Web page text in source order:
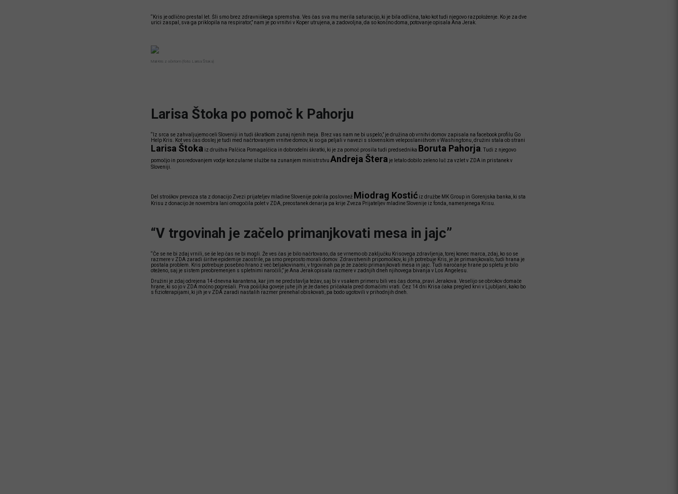
“Kris je odlično prestal let. Šli smo brez zdravniškega spremstva. Ves čas sva mu merila saturacijo, ki je bila odlična, tako kot tudi njegovo razpoloženje. Ko je za dve
urici zaspal, sva ga priklopila na respirator,” nam je po vrnitvi v Koper utrujena, a zadovoljna, da so končno doma, potovanje opisala Ana Jerak.
Mali Kris z očetom (foto: Larisa Štoka)
Larisa Štoka po pomoč k Pahorju
“Iz srca se zahvaljujemo celi Sloveniji in tudi škratkom zunaj njenih meja. Brez vas nam ne bi uspelo,” je družina ob vrnitvi domov zapisala na facebook profilu Go
Help Kris. Kot ves čas doslej je tudi med načrtovanjem vrnitve domov, ki so ga peljali v navezi s slovenskim veleposlaništvom v Washingtonu, družini stala ob strani
Larisa Štoka iz društva Palčica Pomagalčica in dobrodelni škratki, ki je za pomoč prosila tudi predsednika Boruta Pahorja. Tudi z njegovo
pomočjo in posredovanjem vodje konzularne službe na zunanjem ministrstvu Andreja Štera je letalo dobilo zeleno luč za vzlet v ZDA in pristanek v
Sloveniji.
Del stroškov prevoza sta z donacijo Zvezi prijateljev mladine Slovenije pokrila poslovnež Miodrag Kostićiz družbe MK Group in Gorenjska banka, ki sta
Krisu z donacijo že novembra lani omogočila polet v ZDA, preostanek denarja pa krije Zveza Prijateljev mladine Slovenije iz fonda, namenjenega Krisu.
“V trgovinah je začelo primanjkovati mesa in jajc”
“Če se ne bi zdaj vrnili, se še lep čas ne bi mogli. Že ves čas je bilo načrtovano, da se vrnemo ob zaključku Krisovega zdravljenja, torej konec marca, zdaj, ko so se
razmere v ZDA zaradi širitve epidemije zaostrile, pa smo preprosto morali domov. Zdravstvenih pripomočkov, ki jih potrebuje Kris, je že primanjkovalo, tudi hrana je
postala problem. Kris potrebuje posebno hrano z več beljakovinami, v trgovinah pa je že začelo primanjkovati mesa in jajc. Tudi naročanje hrane po spletu je bilo
oteženo, saj je sistem preobremenjen s spletnimi naročili,” je Ana Jerak opisala razmere v zadnjih dneh njihovega bivanja v Los Angelesu.
Družini je zdaj odrejena 14-dnevna karantena, kar jim ne predstavlja težav, saj bi v vsakem primeru bili ves čas doma, pravi Jerakova. Veselijo se obrokov domače
hrane, ki so jo v ZDA močno pogrešali. Prva pošiljka goveje juhe jih je že danes pričakala pred domačimi vrati. Čez 14 dni Krisa čaka pregled krvi v Ljubljani, kako bo
s fizioterapijami, ki jih je v ZDA zaradi nastalih razmer prenehal obiskovati, pa bodo ugotovili v prihodnjih dneh.